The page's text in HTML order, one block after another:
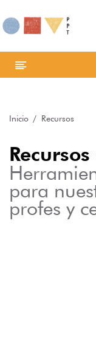
Inicio Recursos
para
profes y